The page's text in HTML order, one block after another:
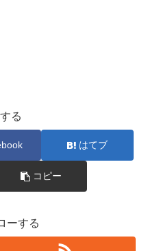
る
はてブ
コピー
ーする